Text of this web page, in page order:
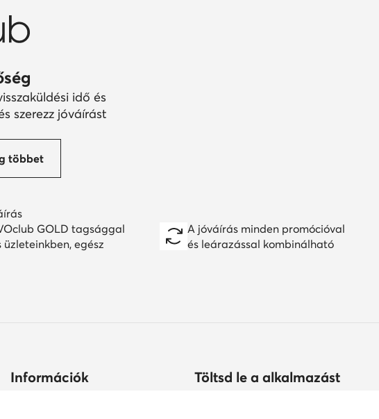
idő és
szerezz jóváírást
többet
GOLD tagsággal
üzleteinkben, egész
A jóváírás minden promócióval
és leárazással kombinálható
Információk Töltsd le a alkalmazást